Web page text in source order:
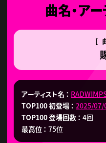
曲名・ア
[
アーティスト名
TOP100 初登場
2025/07/
TOP100 登場回数
4回
最高位
75位